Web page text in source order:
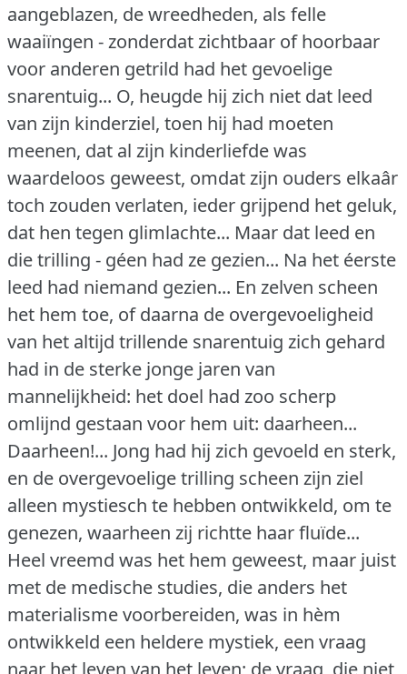
aangeblazen, de wreedheden, als felle
waaiïngen - zonderdat zichtbaar of hoorbaar
voor anderen getrild had het gevoelige
snarentuig... O, heugde hij zich niet dat leed
van zijn kinderziel, toen hij had moeten
meenen, dat al zijn kinderliefde was
waardeloos geweest, omdat zijn ouders elkaâr
toch zouden verlaten, ieder grijpend het geluk,
dat hen tegen glimlachte... Maar dat leed en
die trilling - géen had ze gezien... Na het éerste
leed had niemand gezien... En zelven scheen
het hem toe, of daarna de overgevoeligheid
van het altijd trillende snarentuig zich gehard
had in de sterke jonge jaren van
mannelijkheid: het doel had zoo scherp
omlijnd gestaan voor hem uit: daarheen...
Daarheen!... Jong had hij zich gevoeld en sterk,
en de overgevoelige trilling scheen zijn ziel
alleen mystiesch te hebben ontwikkeld, om te
genezen, waarheen zij richtte haar fluïde...
Heel vreemd was het hem geweest, maar juist
met de medische studies, die anders het
materialisme voorbereiden, was in hèm
ontwikkeld een heldere mystiek, een vraag
naar het leven van het leven; de vraag, die niet